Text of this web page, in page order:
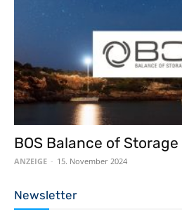
BOS Balance of
ANZEIGE - 15. November 2024
Newsletter